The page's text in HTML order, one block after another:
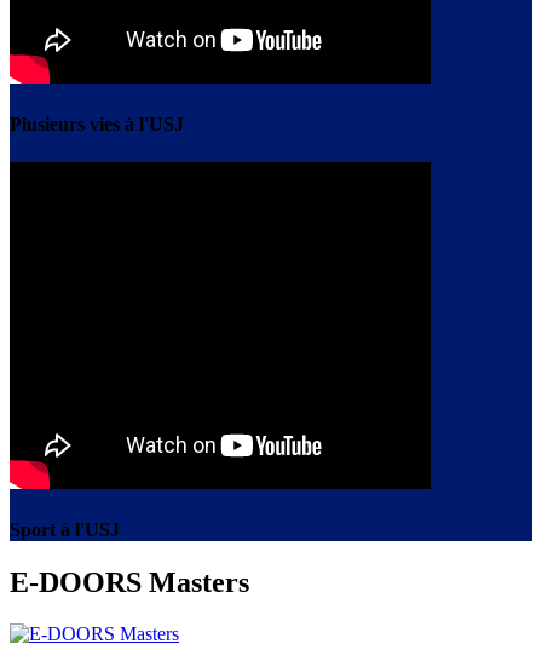
Plusieurs vies à l'USJ
Sport à l'USJ
E-DOORS Masters